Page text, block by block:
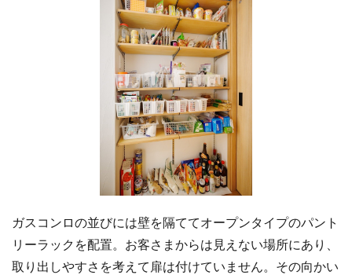
ガスコンロの並びには壁を隔ててオープンタイプのパント
リーラックを配置。お客さまからは見えない場所にあり、
取り出しやすさを考えて扉は付けていません。その向かい